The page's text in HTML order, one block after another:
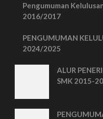
Pengumuman
2016/2017
PENGUMUMAN
2024/2025
ALUR
SMK 2015-